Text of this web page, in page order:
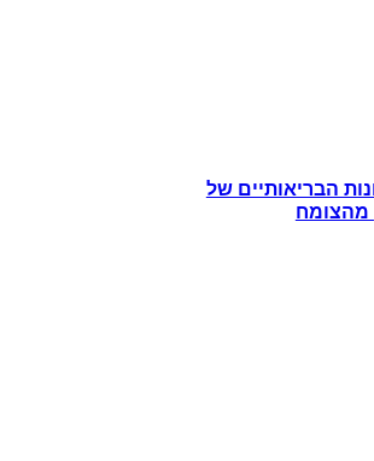
הבריאותיים של
מהצומח